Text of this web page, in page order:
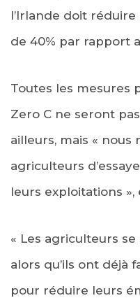
l’Irlande doit réduire
de 40% par rapport
Toutes les mesures
Zero C ne seront
ailleurs, mais «
agriculteurs
leurs exploitations »,
« Les agriculteurs
alors qu’ils ont déjà
pour réduire leurs